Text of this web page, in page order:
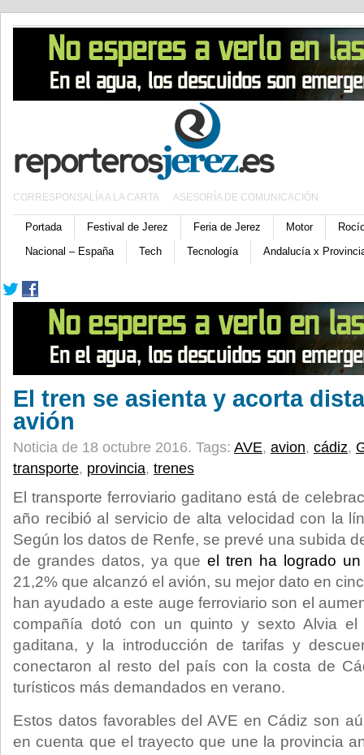
CORRESPONSALÍA A LA CARTA ASESORÍA DE COMUNICACIÓN
Portada Festival de Jerez Feria de Jerez Motor
Nacional – España
Tech Tecnología Andalucía x
El tren se asienta y acorta
avión
Noticia de 18 octubre 2016. Tags: AVE, avion, cádiz,
transporte, provincia, trenes
El transporte ferroviario gaditano está de
año recibió al servicio de alta velocidad con la
Según los datos de Renfe, se prevé una subida
de grandes datos, ya queel tren ha logrado
21,2% que alcanzó el avión, su mejor dato en
han ayudado a este auge ferroviario son el
compañía dotó con un quinto y sexto Alvia el
gaditana, y la introducción de tarifas y
conectaron al resto del país con la costa de
turísticos más demandados en verano.
Estos datos favorables del AVE en Cádiz son
en cuenta que el trayecto que une la provincia